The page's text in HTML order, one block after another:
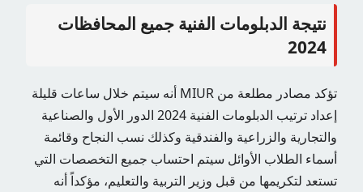
نتيجة الدبلومات الفنية جميع المحافظات
2024
تؤكد مصادر مطلعة من MIUR أنه سيتم خلال ساعات قليلة
إعداد ترتيب الدبلومات الفنية 2024 الدور الأول والصناعية
والتجارية والزراعية والفندقية وكذلك نسب النجاح وقائمة
أسماء الطلاب الأوائل سيتم احتساب جميع التخصصات التي
تستعد لتكريمها من قبل وزير التربية والتعليم، مؤكداً أنه